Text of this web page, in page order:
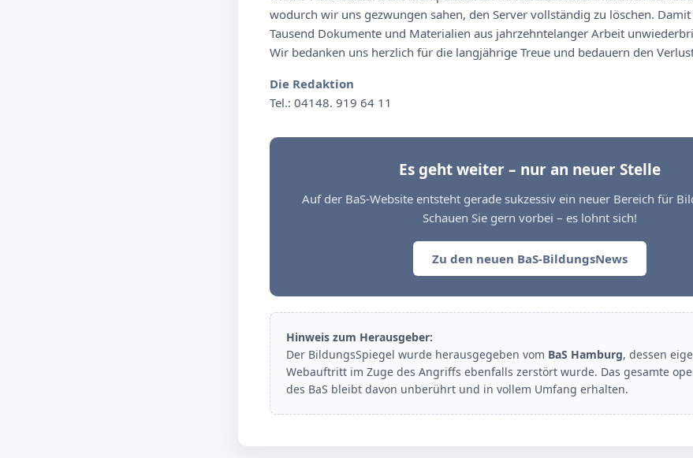
wodurch wir uns gezwungen sahen, den Server vollständig zu löschen.
Tausend Dokumente und Materialien aus jahrzehntelanger Arbeit
Wir bedanken uns herzlich für die langjährige Treue und bedauern den
Die Redaktion
Tel.: 04148. 919 64 11
Es geht weiter – nur an neuer Stelle
Auf der BaS-Website entsteht gerade sukzessiv ein neuer Bereich für
Schauen Sie gern vorbei – es lohnt sich!
Zu den neuen BaS-BildungsNews
Hinweis zum Herausgeber:
Der BildungsSpiegel wurde herausgegeben vom BaS Hamburg, dessen
Webauftritt im Zuge des Angriffs ebenfalls zerstört wurde. Das gesamte
des BaS bleibt davon unberührt und in vollem Umfang erhalten.